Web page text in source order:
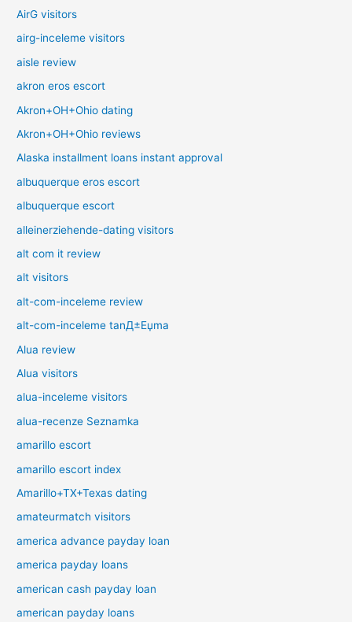
AirG visitors
airg-inceleme visitors
aisle review
akron eros escort
Akron+OH+Ohio dating
Akron+OH+Ohio reviews
Alaska installment loans instant approval
albuquerque eros escort
albuquerque escort
alleinerziehende-dating visitors
alt com it review
alt visitors
alt-com-inceleme review
alt-com-inceleme tanД±Еџma
Alua review
Alua visitors
alua-inceleme visitors
alua-recenze Seznamka
amarillo escort
amarillo escort index
Amarillo+TX+Texas dating
amateurmatch visitors
america advance payday loan
america payday loans
american cash payday loan
american payday loans